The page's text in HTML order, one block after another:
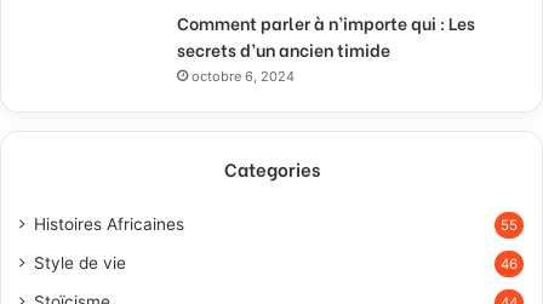
Comment parler à n’importe qui : Les
secrets d’un ancien timide
octobre 6, 2024
Categories
Histoires Africaines 55
Style de vie 46